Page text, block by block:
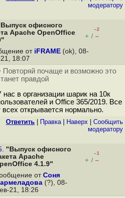
модератору
офисного
Apache OpenOffice
–2
+ / –
от iFRAME (ok), 08-
18:07
Повторяй почаще и возможно это
правдой
нас в организации шарик на 10к
и Office 365/2019. Все
всех открывается нормально.
Ответить Правка| Наверх
Cообщить
модератору
"Выпуск офисного
Apache
4.1.9"
–1
+ / –
от Соня
(?), 08-
21, 18:26